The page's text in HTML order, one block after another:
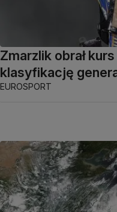
Zmarzlik obrał
klasyfikację
EUROSPORT